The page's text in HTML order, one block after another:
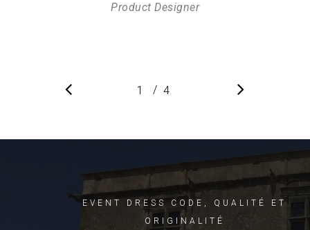
Product Designer
1 2 3
/ 4
EVENT DRESS CODE, QUALITÉ ET
ORIGINALITÉ